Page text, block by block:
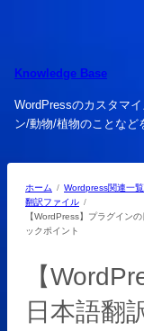
ス
ッ
プ
Knowledge Base
WordPressのカスタマ
ン/動物/植物のことなど
ホーム Wordpress関連一覧
翻訳ファイル
【WordPress】プラグイン
ックポイント
【
日本語翻